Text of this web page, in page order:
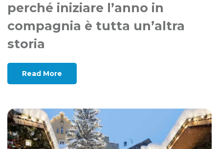
perché iniziare l’anno in
compagnia è tutta un’altra
storia
Read More